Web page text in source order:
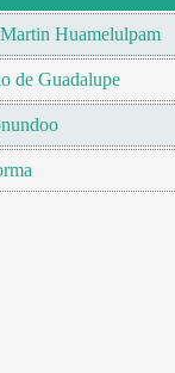
Huamelulpam
de Guadalupe